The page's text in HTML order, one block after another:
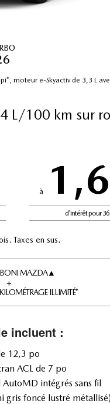
moteur e-Skyactiv de 3,3 L
L/100 km sur
à
d'intérêt pour
Taxes en sus.
BONI MAZDA▲
+
ILLIMITÉ*
incluent :
12,3 po
ACL de 7 po
intégrés sans fil
gris foncé lustré